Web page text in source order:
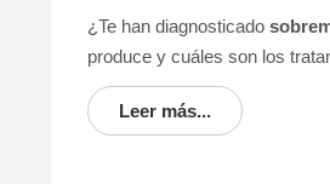
¿Te han diagnosticado
produce y cuáles son los
Leer más...